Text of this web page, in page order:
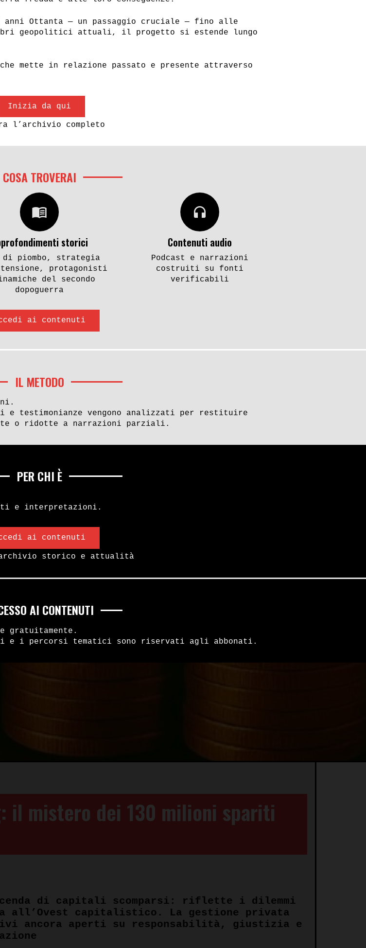
il mistero dei 130 milioni spariti
di capitali scomparsi: riflette i dilemmi
all’Ovest capitalistico. La gestione privata
ancora aperti su responsabilità, giustizia e
Ottanta — un passaggio cruciale — fino alle
geopolitici attuali, il progetto si estende lungo
mette in relazione passato e presente attraverso
Inizia da qui
l’archivio completo
COSA TROVERAI
menu_book
storici
di piombo, strategia
protagonisti
del secondo
dopoguerra
headphones
Contenuti audio
Podcast e narrazioni
costruiti su fonti
verificabili
ai contenuti
IL METODO
testimonianze vengono analizzati per restituire
o ridotte a narrazioni parziali.
PER CHI È
e interpretazioni.
ai contenuti
storico e attualità
AI CONTENUTI
gratuitamente.
e i percorsi tematici sono riservati agli abbonati.